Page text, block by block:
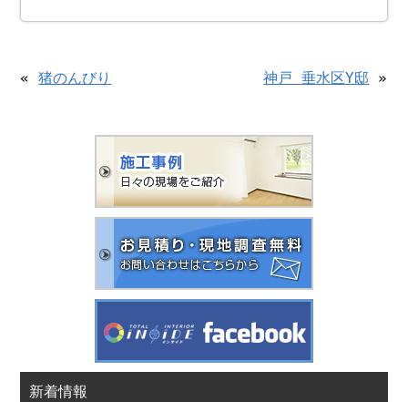
«猪のんびり 神戸 垂水区Y邸 »
新着情報